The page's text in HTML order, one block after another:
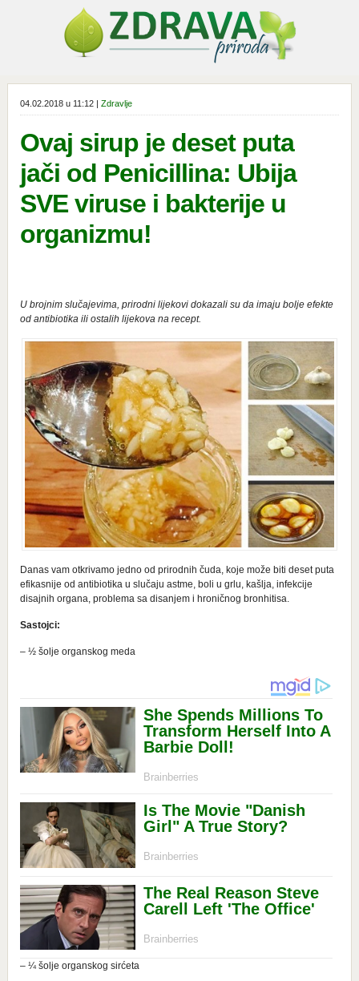
04.02.2018 u 11:12 | Zdravlje
Ovaj sirup je deset puta
jači od Penicillina: Ubija
SVE viruse i bakterije u
organizmu!
U brojnim slučajevima, prirodni lijekovi dokazali su da imaju bolje efekte
od antibiotika ili ostalih lijekova na recept.
Danas vam otkrivamo jedno od prirodnih čuda, koje može biti deset puta
efikasnije od antibiotika u slučaju astme, boli u grlu, kašlja, infekcije
disajnih organa, problema sa disanjem i hroničnog bronhitisa.
Sastojci:
– ½ šolje organskog meda
– ¼ šolje organskog sirćeta